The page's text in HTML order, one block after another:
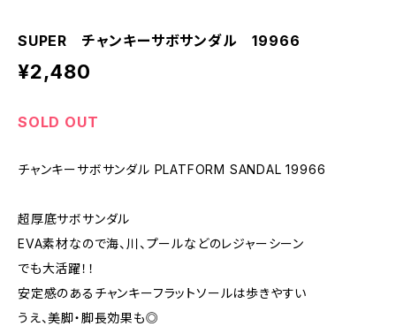
SUPER チャンキーサボサンダル 19966
¥2,480
SOLD OUT
チャンキーサボサンダル PLATFORM SANDAL 19966
超厚底サボサンダル
EVA素材なので海、川、プールなどのレジャーシーン
でも大活躍！！
安定感のあるチャンキーフラットソールは歩きやすい
うえ、美脚・脚長効果も◎